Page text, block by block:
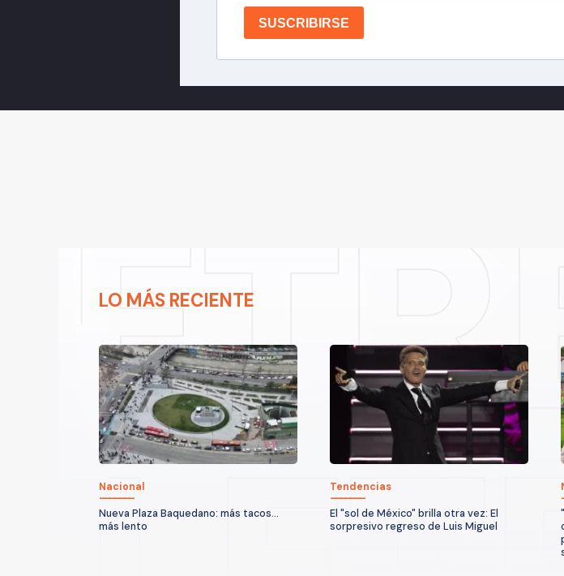
SUSCRIBIRSE
LO MÁS RECIENTE
Nacional
Nueva Plaza Baquedano: más tacos...
más lento
Tendencias
El "sol de México" brilla otra vez: El
sorpresivo regreso de Luis Miguel